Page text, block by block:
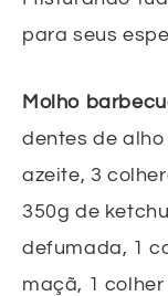
para seus
Molho
dentes de
azeite, 3
350g de
defumada, 1
maçã, 1